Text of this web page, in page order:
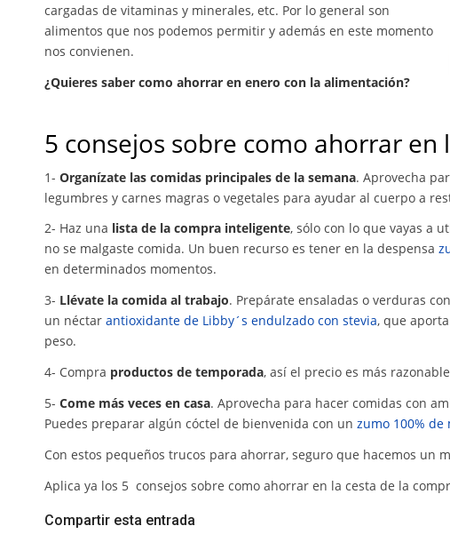
cargadas de vitaminas y minerales, etc. Por lo general son
alimentos que nos podemos permitir y además en este momento
nos convienen.
¿Quieres saber como ahorrar en enero con la alimentación?
5 consejos sobre como ahorrar en
1- Organízate las comidas principales de la semana. Aprovecha
legumbres y carnes magras o vegetales para ayudar al cuerpo a
2- Haz una lista de la compra inteligente, sólo con lo que vayas a
no se malgaste comida. Un buen recurso es tener en la despensa
en determinados momentos.
3- Llévate la comida al trabajo. Prepárate ensaladas o verduras
un néctar antioxidante de Libby´s endulzado con stevia, que
peso.
4- Compra productos de temporada, así el precio es más
5- Come más veces en casa. Aprovecha para hacer comidas con
Puedes preparar algún cóctel de bienvenida con un zumo 100% de
Con estos pequeños trucos para ahorrar, seguro que hacemos un
Aplica ya los 5 consejos sobre como ahorrar en la cesta de la
Compartir esta entrada